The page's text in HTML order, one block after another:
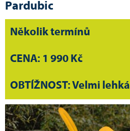
Pardubic
Několik termínů
CENA: 1 990 Kč
OBTÍŽNOST: Velmi lehká